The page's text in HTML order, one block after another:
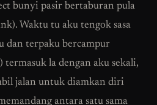
bunyi pasir bertaburan pula
Waktu tu aku tengok sasa
dan terpaku bercampur
termasuk la dengan aku sekali,
jalan untuk diamkan diri
antara satu sama